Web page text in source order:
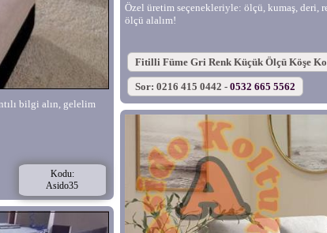
bilgi alın, gelelim
Kodu:
Asido35
Özel üretim seçenekleriyle: ölçü, kumaş, deri,
ölçü alalım!
Fitilli Füme Gri Renk Küçük Ölçü Köşe
Sor: 0216 415 0442 -0532 665 5562